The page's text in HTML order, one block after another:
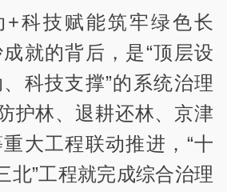
+科技赋能筑牢绿色长
就的背后，是“顶层设
科技支撑”的系统治理
护林、退耕还林、京津
大工程联动推进，“十
北”工程就完成综合治理